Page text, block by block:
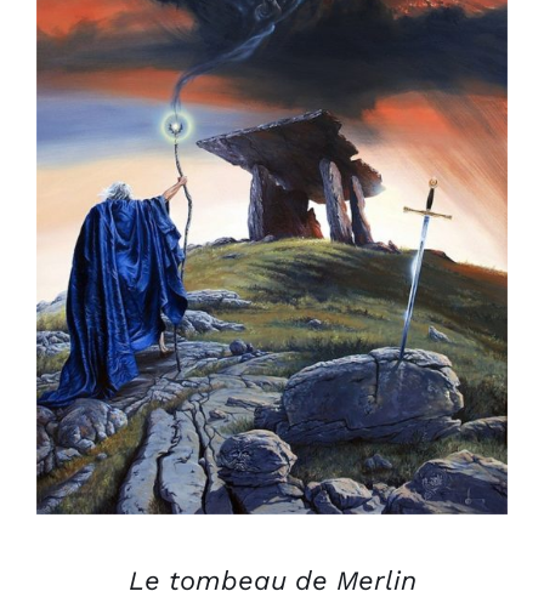
AJOUTER AU PANIER
/
DÉTAILS
Le tombeau de Merlin